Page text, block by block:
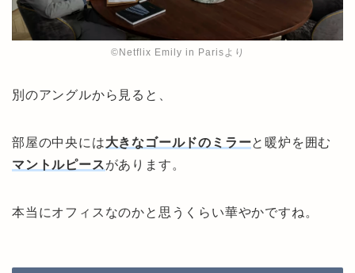
©︎Netflix Emily in Parisより
別のアングルから見ると、
部屋の中央には大きなゴールドのミラーと暖炉を囲む
マントルピースがあります。
本当にオフィスなのかと思うくらい華やかですね。